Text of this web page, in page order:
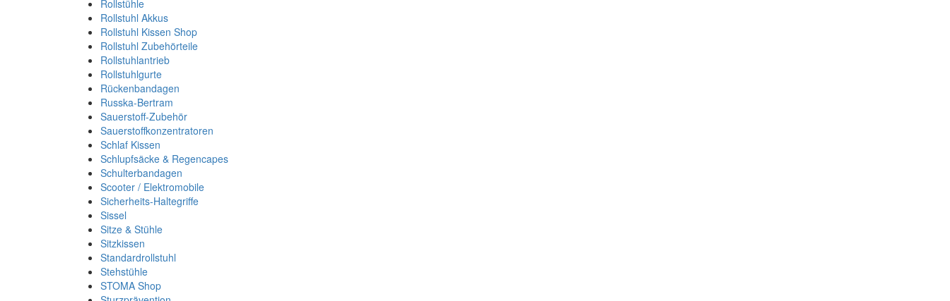
Rollstühle
Rollstuhl Akkus
Rollstuhl Kissen Shop
Rollstuhl Zubehörteile
Rollstuhlantrieb
Rollstuhlgurte
Rückenbandagen
Russka-Bertram
Sauerstoff-Zubehör
Sauerstoffkonzentratoren
Schlaf Kissen
Schlupfsäcke & Regencapes
Schulterbandagen
Scooter / Elektromobile
Sicherheits-Haltegriffe
Sissel
Sitze & Stühle
Sitzkissen
Standardrollstuhl
Stehstühle
STOMA Shop